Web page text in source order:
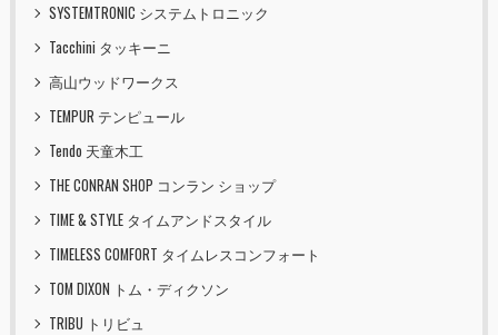
SYSTEMTRONIC システムトロニック
Tacchini タッキーニ
高山ウッドワークス
TEMPUR テンピュール
Tendo 天童木工
THE CONRAN SHOP コンラン ショップ
TIME & STYLE タイムアンドスタイル
TIMELESS COMFORT タイムレスコンフォート
TOM DIXON トム・ディクソン
TRIBU トリビュ